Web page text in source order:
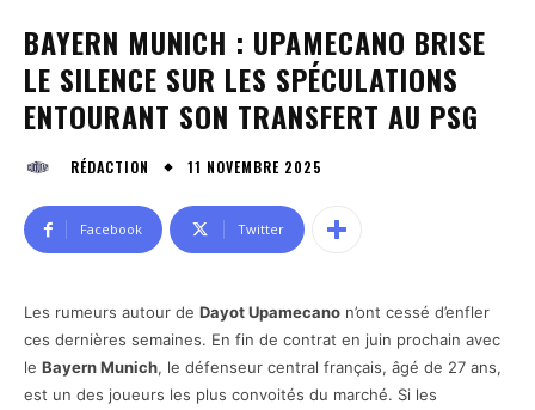
BAYERN MUNICH : UPAMECANO BRISE
LE SILENCE SUR LES SPÉCULATIONS
ENTOURANT SON TRANSFERT AU PSG
RÉDACTION 11 NOVEMBRE 2025
Facebook Twitter
Les rumeurs autour de Dayot Upamecano n’ont cessé d’enfler
ces dernières semaines. En fin de contrat en juin prochain avec
le Bayern Munich, le défenseur central français, âgé de 27 ans,
est un des joueurs les plus convoités du marché. Si les